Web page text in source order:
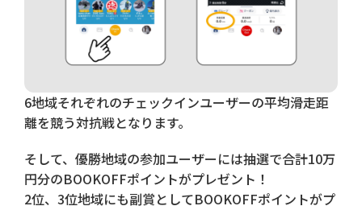
6地域それぞれのチェックインユーザーの平均滑走距
離を競う対抗戦となります。
そして、優勝地域の参加ユーザーには抽選で合計10万
円分のBOOKOFFポイントがプレゼント！
2位、3位地域にも副賞としてBOOKOFFポイントがプ